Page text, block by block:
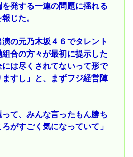
発する一連の問題に揺れる
じた。
の元乃木坂４６でタレント
合の方々が最初に提示した
は尽くされてないって形で
すし」と、まずフジ経営陣
て、みんな言ったもん勝ち
がすごく気になっていて」